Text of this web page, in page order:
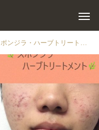
ハーブトリートメント》マスク荒れ・ニキビ・ニキビ跡・たるみ・シワ・シミ・くすみ・小顔等に効果的！